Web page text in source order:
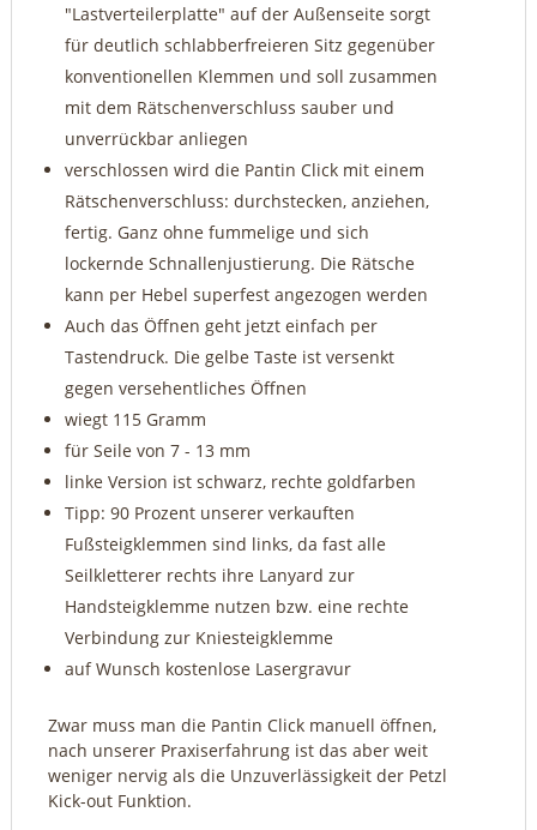
"Lastverteilerplatte" auf der Außenseite sorgt
für deutlich schlabberfreieren Sitz gegenüber
konventionellen Klemmen und soll zusammen
mit dem Rätschenverschluss sauber und
unverrückbar anliegen
verschlossen wird die Pantin Click mit einem
Rätschenverschluss: durchstecken, anziehen,
fertig. Ganz ohne fummelige und sich
lockernde Schnallenjustierung. Die Rätsche
kann per Hebel superfest angezogen werden
Auch das Öffnen geht jetzt einfach per
Tastendruck. Die gelbe Taste ist versenkt
gegen versehentliches Öffnen
wiegt 115 Gramm
für Seile von 7 - 13 mm
linke Version ist schwarz, rechte goldfarben
Tipp: 90 Prozent unserer verkauften
Fußsteigklemmen sind links, da fast alle
Seilkletterer rechts ihre Lanyard zur
Handsteigklemme nutzen bzw. eine rechte
Verbindung zur Kniesteigklemme
auf Wunsch kostenlose Lasergravur
Zwar muss man die Pantin Click manuell öffnen,
nach unserer Praxiserfahrung ist das aber weit
weniger nervig als die Unzuverlässigkeit der Petzl
Kick-out Funktion.